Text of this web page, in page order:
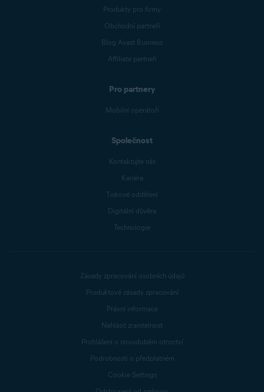
Produkty pro firmy
Obchodní partneři
Blog Avast Business
Affiliate partneři
Pro partnery
Mobilní operátoři
Společnost
Kontaktujte nás
Kariéra
Tiskové oddělení
Digitální důvěra
Technologie
Zásady zpracování osobních údajů
Produktové zásady zpracování
Právní informace
Nahlásit zranitelnost
Prohlášení o novodobém otroctví
Podrobnosti o předplatném
Cookie Settings